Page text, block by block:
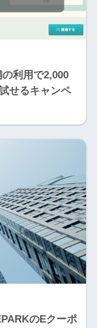
利用で2,000
せるキャンペ
のEクーポ